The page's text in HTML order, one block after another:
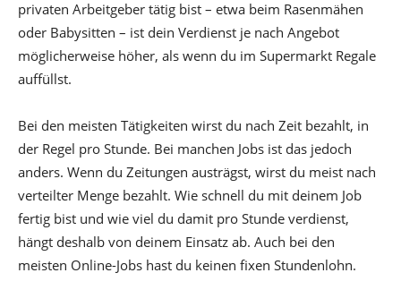
privaten Arbeitgeber tätig bist – etwa beim Rasenmähen
oder Babysitten – ist dein Verdienst je nach Angebot
möglicherweise höher, als wenn du im Supermarkt Regale
auffüllst.
Bei den meisten Tätigkeiten wirst du nach Zeit bezahlt, in
der Regel pro Stunde. Bei manchen Jobs ist das jedoch
anders. Wenn du Zeitungen austrägst, wirst du meist nach
verteilter Menge bezahlt. Wie schnell du mit deinem Job
fertig bist und wie viel du damit pro Stunde verdienst,
hängt deshalb von deinem Einsatz ab. Auch bei den
meisten Online-Jobs hast du keinen fixen Stundenlohn.